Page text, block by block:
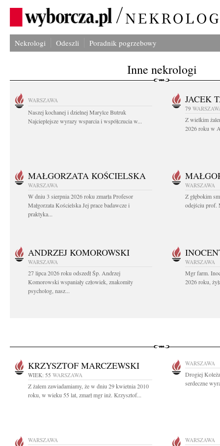
Nekrologi Odeszli Poradnik pogrzebowy
Inne nekrologi
WARSZAWA
Naszej kochanej i dzielnej Marylce Butruk
Najcieplejsze wyrazy wsparcia i współczucia w...
JACEK
79
Z wielkim
2026 roku w
MAŁGORZATA KOŚCIELSKA
WARSZAWA
W dniu 3 sierpnia 2026 roku zmarła Profesor
Małgorzata Kościelska Jej prace badawcze i
praktyka...
WARSZAWA
Z głębokim
odejściu prof.
ANDRZEJ KOMOROWSKI
WARSZAWA
27 lipca 2026 roku odszedł Śp. Andrzej
Komorowski wspaniały człowiek, znakomity
psycholog, nasz...
WARSZAWA
Mgr farm.
2026 roku,
KRZYSZTOF MARCZEWSKI
WIEK: 55 WARSZAWA
Z żalem zawiadamiamy, że w dniu 29 kwietnia 2010
roku, w wieku 55 lat, zmarł mgr inż. Krzysztof...
WARSZAWA
Drogiej
serdeczne
WARSZAWA WARSZAWA